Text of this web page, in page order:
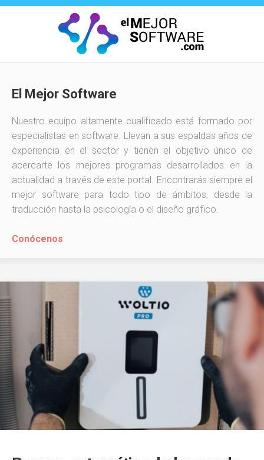
Saltar
El Mejor Software
Nuestro equipo altamente cualificado está formado por
especialistas en software. Llevan a sus espaldas años de
experiencia en el sector y tienen el objetivo único de
acercarte los mejores programas desarrollados en la
actualidad a través de este portal. Encontrarás siempre el
mejor software para todo tipo de ámbitos, desde la
traducción hasta la psicología o el diseño gráfico.
Conócenos